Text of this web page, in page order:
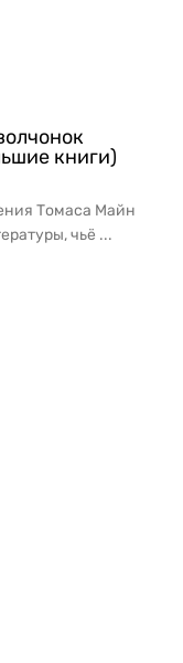
книги)
Томаса Майн
чьё ...